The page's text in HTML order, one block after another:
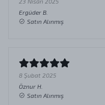
Ergüder B.
Satın Alınmış
8 Şubat 2025
Öznur H.
Satın Alınmış